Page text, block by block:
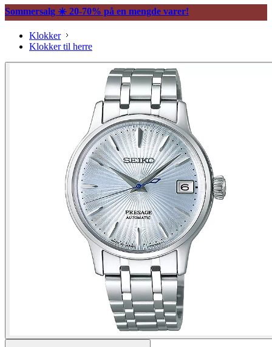
Sommersalg ☀️ 20-70% på en mengde varer!
Klokker
Klokker til herre